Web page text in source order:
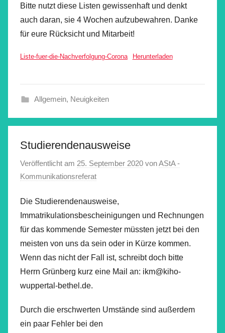
Bitte nutzt diese Listen gewissenhaft und denkt
auch daran, sie 4 Wochen aufzubewahren. Danke
für eure Rücksicht und Mitarbeit!
Liste-fuer-die-Nachverfolgung-Corona Herunterladen
Allgemein, Neuigkeiten
Studierendenausweise
Veröffentlicht am 25. September 2020 vonAStA -
Kommunikationsreferat
Die Studierendenausweise,
Immatrikulationsbescheinigungen und Rechnungen
für das kommende Semester müssten jetzt bei den
meisten von uns da sein oder in Kürze kommen.
Wenn das nicht der Fall ist, schreibt doch bitte
Herrn Grünberg kurz eine Mail an: ikm@kiho-
wuppertal-bethel.de.
Durch die erschwerten Umstände sind außerdem
ein paar Fehler bei den